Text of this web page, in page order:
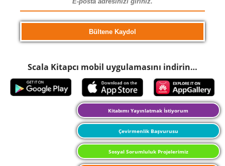
Scala Kitapcı mobil uygulamasını indirin…
Kitabımı Yayınlatmak İstiyorum
Çevirmenlik Başvurusu
Sosyal Sorumluluk Projelerimiz